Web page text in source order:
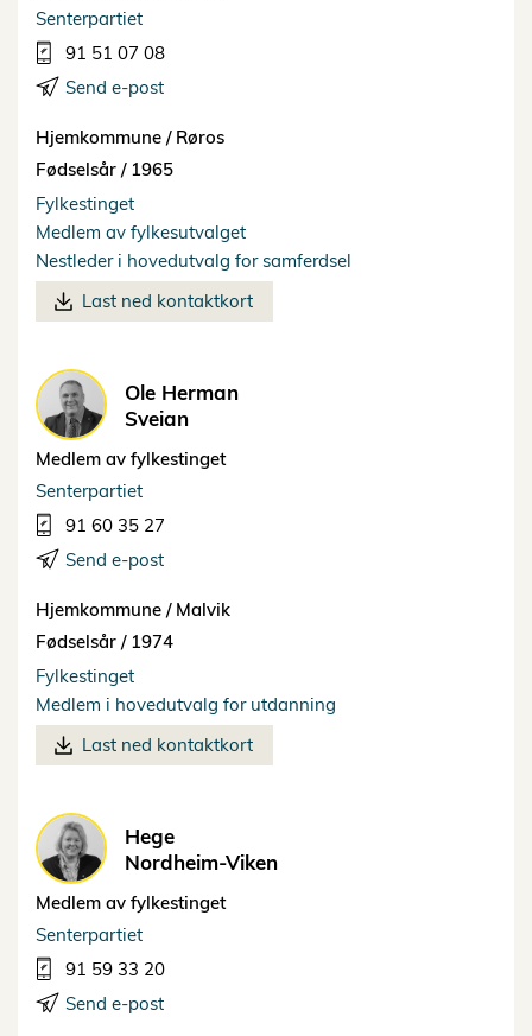
Senterpartiet
91 51 07 08
Send e-post
Hjemkommune / Røros
Fødselsår / 1965
Fylkestinget
Medlem av fylkesutvalget
Nestleder i hovedutvalg for samferdsel
Last ned kontaktkort
Ole Herman
Sveian
Medlem av fylkestinget
Senterpartiet
91 60 35 27
Send e-post
Hjemkommune / Malvik
Fødselsår / 1974
Fylkestinget
Medlem i hovedutvalg for utdanning
Last ned kontaktkort
Hege
Nordheim-Viken
Medlem av fylkestinget
Senterpartiet
91 59 33 20
Send e-post